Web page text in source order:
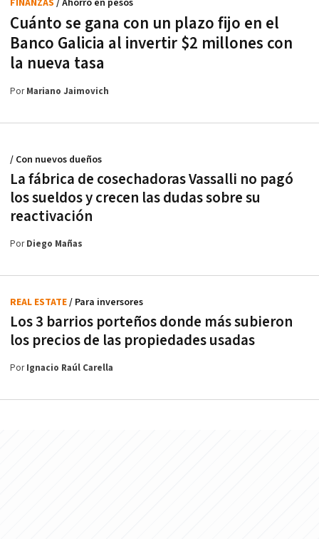
Cuánto se gana con un plazo fijo en el
Banco Galicia al invertir $2 millones con
la nueva tasa
PorMariano Jaimovich
La fábrica de cosechadoras Vassalli no pagó
los sueldos y crecen las dudas sobre su
reactivación
/ Con nuevos dueños
PorDiego Mañas
Los 3 barrios porteños donde más subieron
los precios de las propiedades usadas
REAL ESTATE/ Para inversores
PorIgnacio Raúl Carella